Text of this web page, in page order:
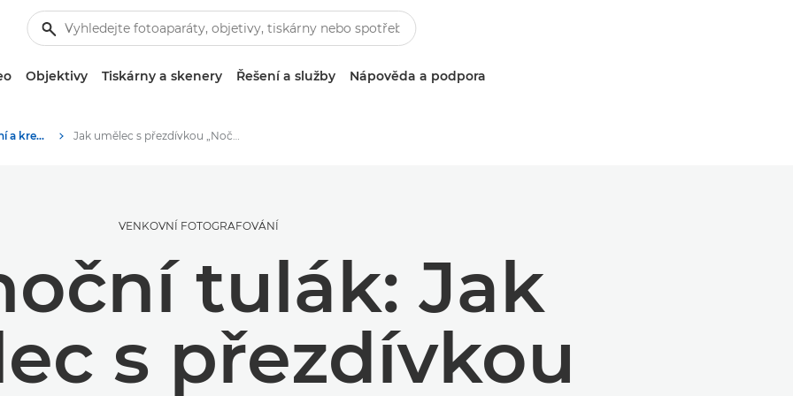
Objektivy Tiskárny a skenery Řešení a služby Nápověda a podpora
Příběhy o fotografování a kreativitě Jak umělec s přezdívkou „Noční chodec z pohoří Munrou“ snímá horské scenérie s fotoaparátem PowerShot SX740 HS
VENKOVNÍ FOTOGRAFOVÁNÍ
tulák: Jak
s přezdívkou